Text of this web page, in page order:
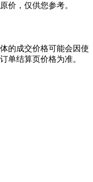
价，仅供您参考。
的成交价格可能会因使
单结算页价格为准。